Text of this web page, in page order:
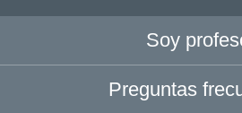
Soy
Preguntas